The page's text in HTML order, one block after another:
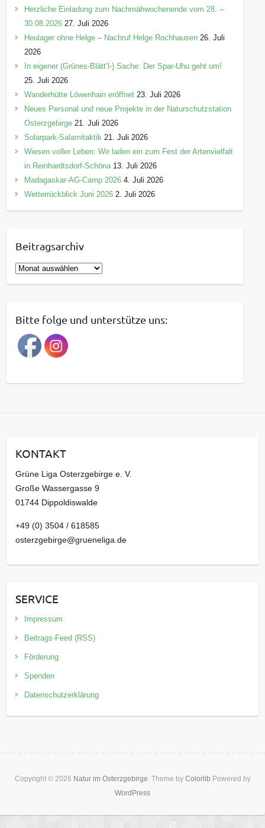
Herzliche Einladung zum Nachmähwochenende vom 28. –
30.08.2026 27. Juli 2026
Heulager ohne Helge – Nachruf Helge Rochhausen 26. Juli
2026
In eigener (Grünes-Blätt’l-) Sache: Der Spar-Uhu geht um!
25. Juli 2026
Wanderhütte Löwenhain eröffnet 23. Juli 2026
Neues Personal und neue Projekte in der Naturschutzstation
Osterzgebirge 21. Juli 2026
Solarpark-Salamitaktik 21. Juli 2026
Wiesen voller Leben: Wir laden ein zum Fest der Artenvielfalt
in Reinhardtsdorf-Schöna 13. Juli 2026
Madagaskar-AG-Camp 2026 4. Juli 2026
Wetterrückblick Juni 2026 2. Juli 2026
Beitragsarchiv
B
e
r
a
g
a
v
Bitte folge und unterstütze uns:
KONTAKT
Grüne Liga Osterzgebirge e. V.
Große Wassergasse 9
01744 Dippoldiswalde
+49 (0) 3504 / 618585
osterzgebirge@grueneliga.de
SERVICE
Impressum
Beitrags-Feed (RSS)
Förderung
Spenden
Datenschutzerklärung
Copyright © 2026 Natur im Osterzgebirge . Theme by Colorlib Powered by
WordPress